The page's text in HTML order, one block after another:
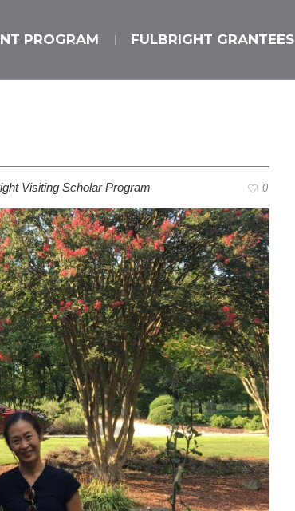
PROGRAM FULBRIGHT GRANTEES
Visiting Scholar Program 0